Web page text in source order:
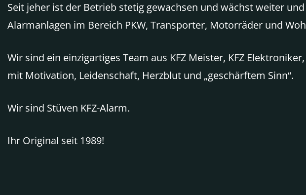
Seit jeher ist der Betrieb stetig gewachsen und wächst weiter
Alarmanlagen im Bereich PKW, Transporter, Motorräder und
Wir sind ein einzigartiges Team aus KFZ Meister, KFZ
mit Motivation, Leidenschaft, Herzblut und „geschärftem Sinn“.
Wir sind Stüven KFZ-Alarm.
Ihr Original seit 1989!